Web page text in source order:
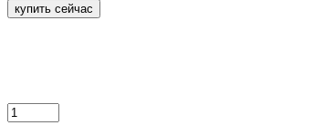
купить сейчас